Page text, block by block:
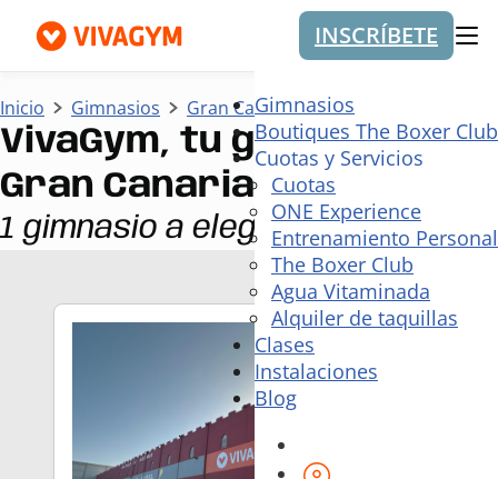
INSCRÍBETE
Gimnasios
Boutiques The Boxer Club
Cuotas y Servicios
Cuotas
ONE Experience
Entrenamiento Personal
The Boxer Club
Agua Vitaminada
Alquiler de taquillas
Clases
Instalaciones
Blog
Inicio Gimnasios Gran Canaria Agüimes
VivaGym, tu gimnasio en
Gran Canaria Agüimes
1 gimnasio a elegir